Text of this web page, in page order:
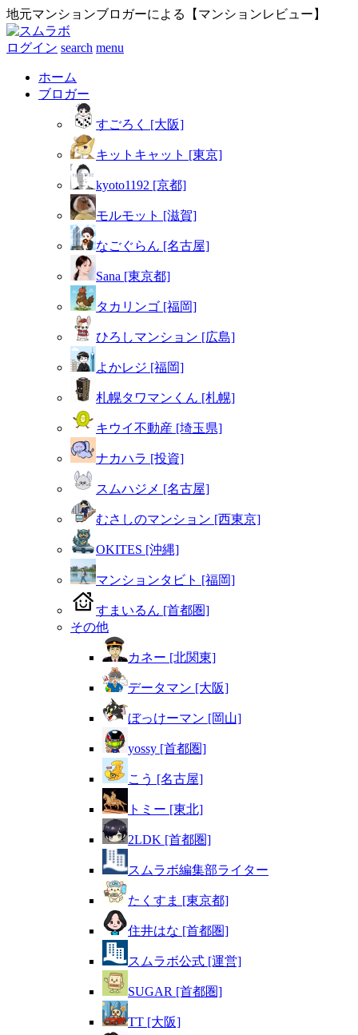
地元マンションブロガーによる【マンションレビュー】
ログイン search menu
ホーム
ブロガー
すごろく [大阪]
キットキャット [東京]
kyoto1192 [京都]
モルモット [滋賀]
なごぐらん [名古屋]
Sana [東京都]
タカリンゴ [福岡]
ひろしマンション [広島]
よかレジ [福岡]
札幌タワマンくん [札幌]
キウイ不動産 [埼玉県]
ナカハラ [投資]
スムハジメ [名古屋]
むさしのマンション [西東京]
OKITES [沖縄]
マンションタビト [福岡]
すまいるん [首都圏]
その他
カネー [北関東]
データマン [大阪]
ぼっけーマン [岡山]
yossy [首都圏]
こう [名古屋]
トミー [東北]
2LDK [首都圏]
スムラボ編集部ライター
たくすま [東京都]
住井はな [首都圏]
スムラボ公式 [運営]
SUGAR [首都圏]
TT [大阪]